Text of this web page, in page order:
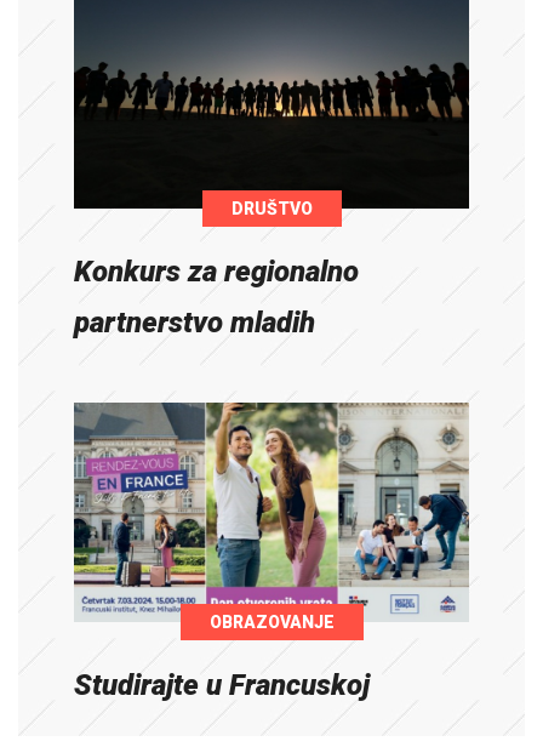
DRUŠTVO
Konkurs za regionalno
partnerstvo mladih
OBRAZOVANJE
Studirajte u Francuskoj